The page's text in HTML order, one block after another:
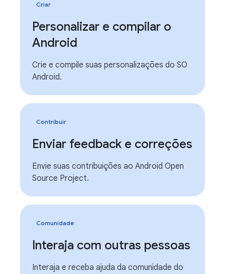
Criar
Personalizar e compilar o
Android
Crie e compile suas personalizações do SO
Android.
Contribuir
Enviar feedback e correções
Envie suas contribuições ao Android Open
Source Project.
Comunidade
Interaja com outras pessoas
Interaja e receba ajuda da comunidade do